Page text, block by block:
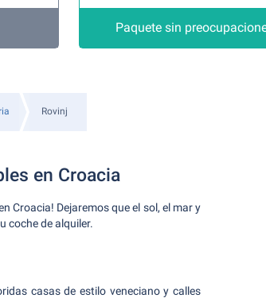
Paquete sin
Rovinj
en Croacia
Croacia! Dejaremos que el sol, el mar y
coche de alquiler.
casas de estilo veneciano y calles